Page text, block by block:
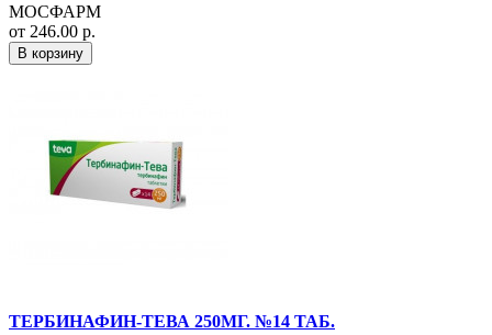
МОСФАРМ
от 246.00 р.
В корзину
ТЕРБИНАФИН-ТЕВА 250МГ. №14 ТАБ.